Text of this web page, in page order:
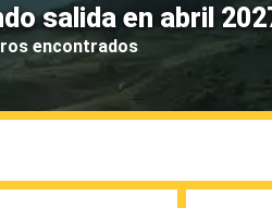
salida en abril
encontrados